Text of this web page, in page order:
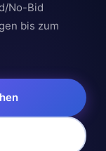
No-Bid
bis zum